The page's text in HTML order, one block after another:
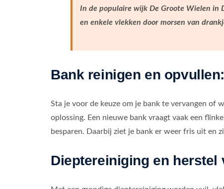
In de populaire wijk De Groote Wielen in
en enkele vlekken door morsen van
Bank reinigen en
Sta je voor de keuze om je bank te vervangen of
oplossing. Een nieuwe bank vraagt vaak een
besparen. Daarbij ziet je bank er weer fris uit en
Dieptereiniging en